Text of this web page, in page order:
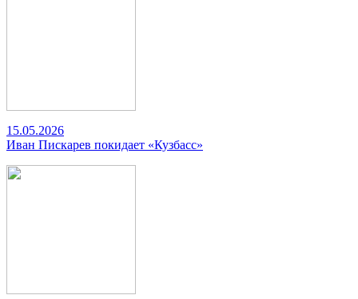
15.05.2026
Иван Пискарев покидает «Кузбасс»